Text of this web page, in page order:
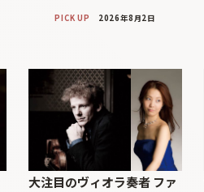
PICK UP 2026年8月2日
大注目のヴィオラ奏者 ファ